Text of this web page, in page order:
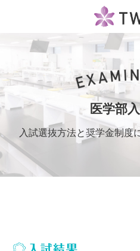
医学部
入試選抜方法と奨学金制度